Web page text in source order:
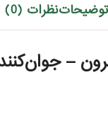
توضیحاتنظرات (0)
–